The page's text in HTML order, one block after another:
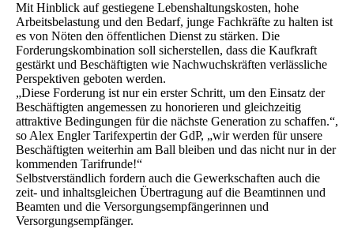
Mit Hinblick auf gestiegene Lebenshaltungskosten, hohe
Arbeitsbelastung und den Bedarf, junge Fachkräfte zu halten ist
es von Nöten den öffentlichen Dienst zu stärken. Die
Forderungskombination soll sicherstellen, dass die Kaufkraft
gestärkt und Beschäftigten wie Nachwuchskräften verlässliche
Perspektiven geboten werden.
„Diese Forderung ist nur ein erster Schritt, um den Einsatz der
Beschäftigten angemessen zu honorieren und gleichzeitig
attraktive Bedingungen für die nächste Generation zu schaffen.“,
so Alex Engler Tarifexpertin der GdP, „wir werden für unsere
Beschäftigten weiterhin am Ball bleiben und das nicht nur in der
kommenden Tarifrunde!“
Selbstverständlich fordern auch die Gewerkschaften auch die
zeit- und inhaltsgleichen Übertragung auf die Beamtinnen und
Beamten und die Versorgungsempfängerinnen und
Versorgungsempfänger.